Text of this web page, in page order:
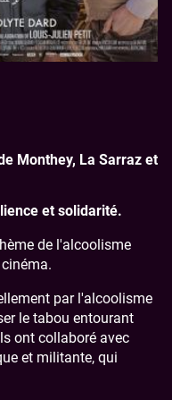
Monthey, La Sarraz et
et solidarité.
de l'alcoolisme
par l'alcoolisme
le tabou entourant
ont collaboré avec
et militante, qui